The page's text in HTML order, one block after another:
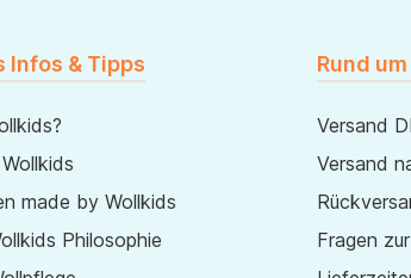
Infos & Tipps
made by Wollkids
Philosophie
Rund
Versand
Versand
Fragen